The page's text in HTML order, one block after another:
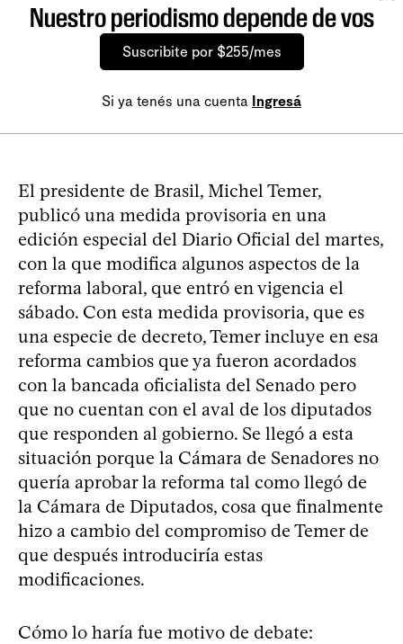
Nuestro periodismo depende de vos
Suscribite por $255/mes
Si ya tenés una cuenta Ingresá
El presidente de Brasil, Michel Temer,
publicó una medida provisoria en una
edición especial del Diario Oficial del martes,
con la que modifica algunos aspectos de la
reforma laboral, que entró en vigencia el
sábado. Con esta medida provisoria, que es
una especie de decreto, Temer incluye en esa
reforma cambios que ya fueron acordados
con la bancada oficialista del Senado pero
que no cuentan con el aval de los diputados
que responden al gobierno. Se llegó a esta
situación porque la Cámara de Senadores no
quería aprobar la reforma tal como llegó de
la Cámara de Diputados, cosa que finalmente
hizo a cambio del compromiso de Temer de
que después introduciría estas
modificaciones.
Cómo lo haría fue motivo de debate: